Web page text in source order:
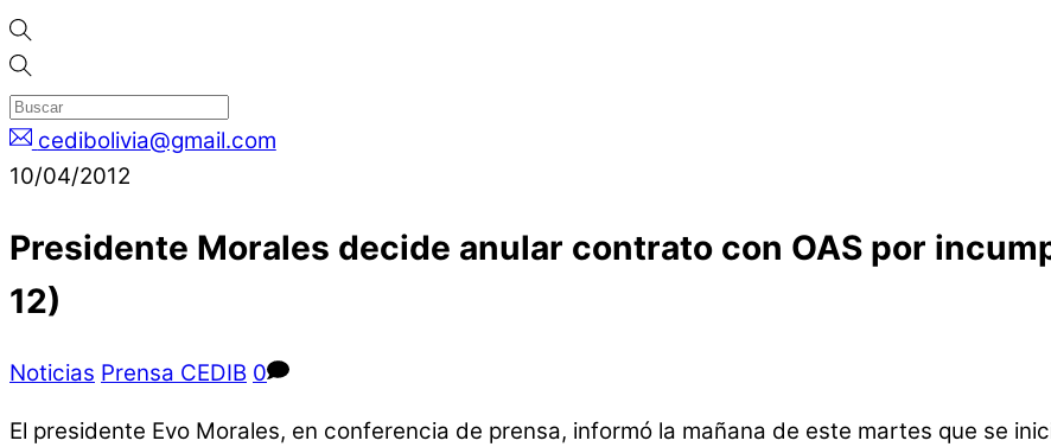
cedibolivia@gmail.com
10/04/2012
Presidente Morales decide anular contrato con OAS por
12)
Noticias Prensa CEDIB 0
El presidente Evo Morales, en conferencia de prensa, informó la mañana de este martes que se